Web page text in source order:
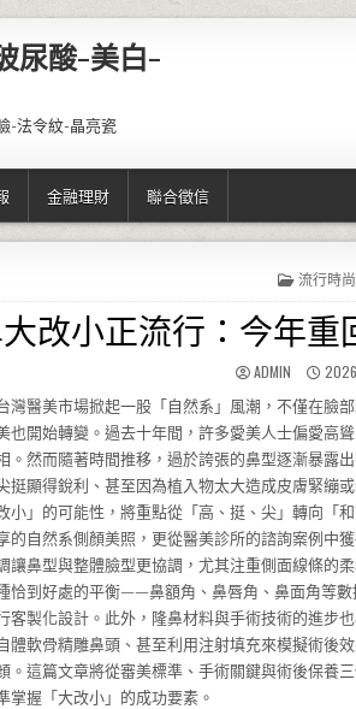
尿酸-美白-
-法令紋-晶亮瓷
金融理財 聯合徵信
POSTED IN
流行時尚
改小正流行：今年
AUTHOR:
ADMIN
灣醫美市場掀起一股「自然系」風潮，不僅在臉
也開始轉變。過去十年間，許多愛美人士偏愛高
。然而隨著時間推移，過於誇張的鼻型逐漸暴露
挺顯得銳利、甚至因為植入物太大造成皮膚緊繃
小」的可能性，將重點從「高、挺、尖」轉向「
的自然系側顏美照，更從醫美診所的諮詢案例中
讓鼻型與整體臉型更協調，尤其注重側面線條的
恰到好處的平衡——鼻額角、鼻唇角、鼻面角等
客製化設計。此外，隆鼻材料與手術技術的進步
體軟骨精雕鼻頭、甚至利用注射填充來模擬術後
。這篇文章將從審美標準、手術關鍵與術後保養
掌握「大改小」的成功要素。